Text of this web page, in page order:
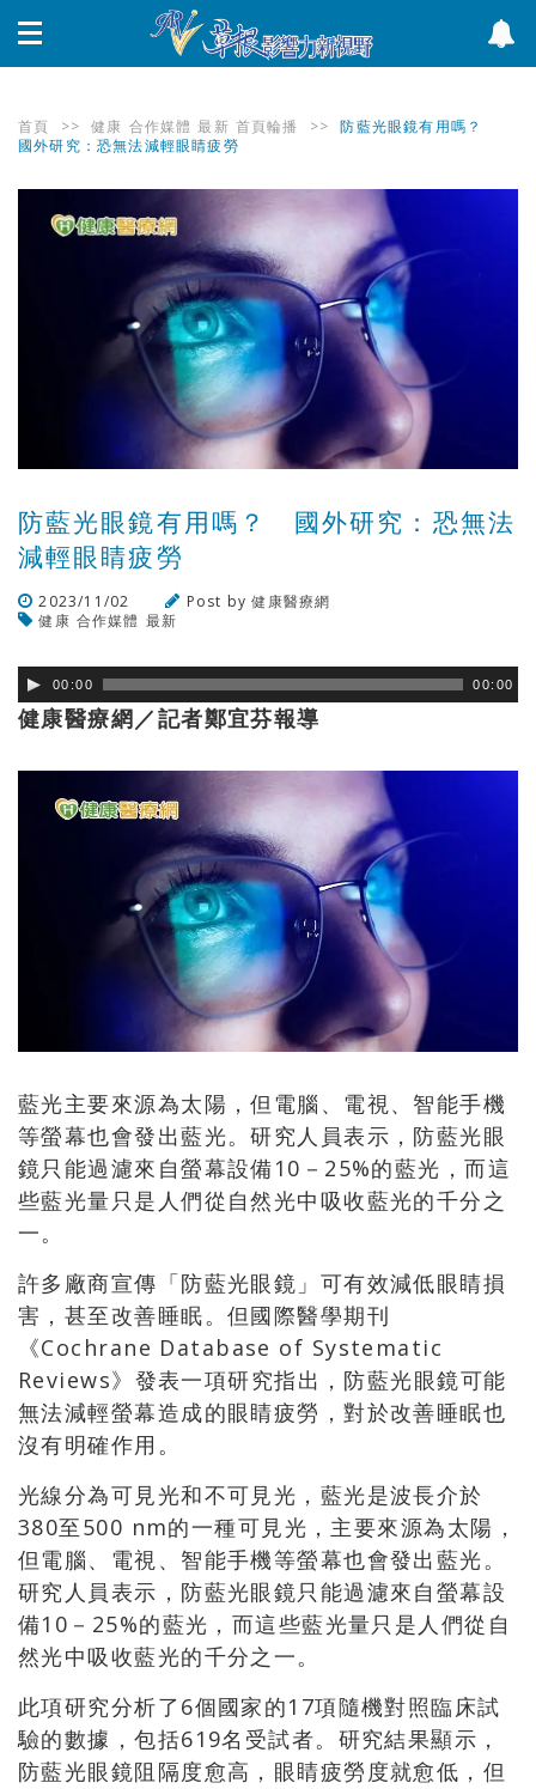
首頁 >> 健康 合作媒體 最新 首頁輪播 >>
防藍光眼鏡有用嗎？
國外研究：恐無法減輕眼睛疲勞
防藍光眼鏡有用嗎？ 國外研究：恐無法
減輕眼睛疲勞
2023/11/02 Post by健康醫療網
健康 合作媒體 最新
00:00 00:00
健康醫療網／記者鄭宜芬報導
藍光主要來源為太陽，但電腦、電視、智能手機
等螢幕也會發出藍光。研究人員表示，防藍光眼
鏡只能過濾來自螢幕設備10－25%的藍光，而這
些藍光量只是人們從自然光中吸收藍光的千分之
一。
許多廠商宣傳「防藍光眼鏡」可有效減低眼睛損
害，甚至改善睡眠。但國際醫學期刊
《Cochrane Database of Systematic
Reviews》發表一項研究指出，防藍光眼鏡可能
無法減輕螢幕造成的眼睛疲勞，對於改善睡眠也
沒有明確作用。
光線分為可見光和不可見光，藍光是波長介於
380至500 nm的一種可見光，主要來源為太陽，
但電腦、電視、智能手機等螢幕也會發出藍光。
研究人員表示，防藍光眼鏡只能過濾來自螢幕設
備10－25%的藍光，而這些藍光量只是人們從自
然光中吸收藍光的千分之一。
此項研究分析了6個國家的17項隨機對照臨床試
驗的數據，包括619名受試者。研究結果顯示，
防藍光眼鏡阻隔度愈高，眼睛疲勞度就愈低，但